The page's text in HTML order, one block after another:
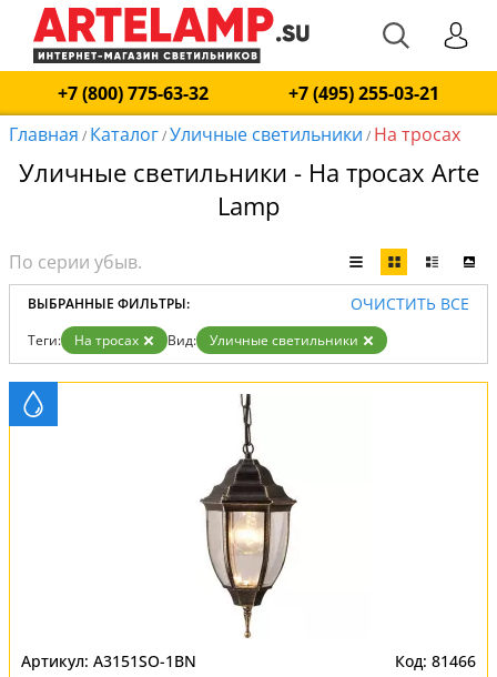
+7 (800) 775-63-32
+7 (495) 255-03-21
Главная / Каталог/Уличные светильники / На тросах
Уличные светильники - На тросах Arte
Lamp
ВЫБРАННЫЕ ФИЛЬТРЫ: ОЧИСТИТЬ ВСЕ
Теги: На тросах Вид: Уличные светильники
A3151SO-1BN 81466